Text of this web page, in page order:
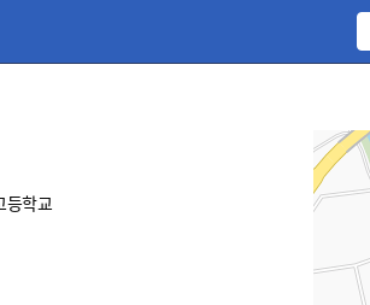
등학교